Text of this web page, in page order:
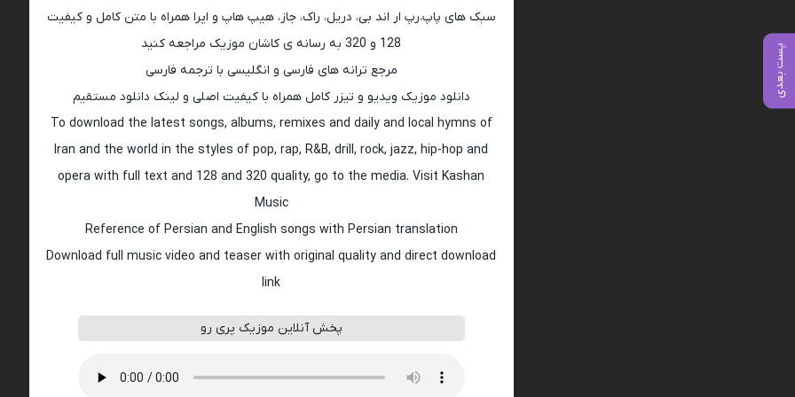
پست بعدی
سبک های پاپ،رپ ار اند بی، دریل، راک، جاز، هیپ هاپ و اپرا همراه با متن کامل و کیفیت
128 و 320 به رسانه ی کاشان موزیک مراجعه کنید
مرجع ترانه های فارسی و انگلیسی با ترجمه فارسی
دانلود موزیک ویدیو و تیزر کامل همراه با کیفیت اصلی و لینک دانلود مستقیم
To download the latest songs, albums, remixes and daily and local hymns of
Iran and the world in the styles of pop, rap, R&B, drill, rock, jazz, hip-hop and
opera with full text and 128 and 320 quality, go to the media. Visit Kashan
Music
Reference of Persian and English songs with Persian translation
Download full music video and teaser with original quality and direct download
link
پخش آنلاین موزیک پری رو